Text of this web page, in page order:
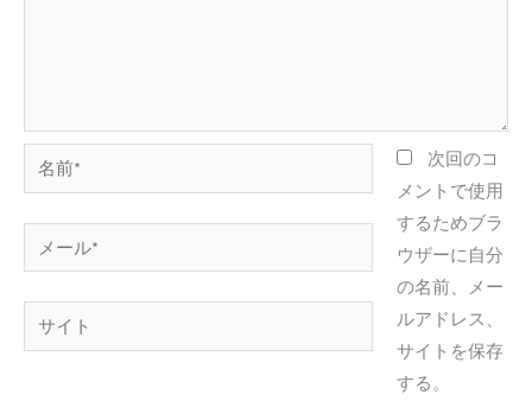
前
*
ー
ル
イ
次回のコ
メントで使用
するためブラ
ウザーに自分
の名前、メー
ルアドレス、
サイトを保存
する。